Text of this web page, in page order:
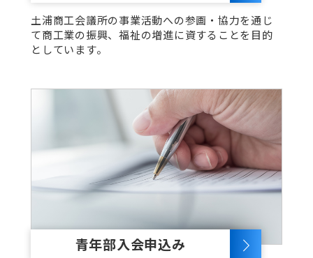
土浦商工会議所の事業活動への参画・協力を通じ
て商工業の振興、福祉の増進に資することを目的
としています。
青年部入会申込み